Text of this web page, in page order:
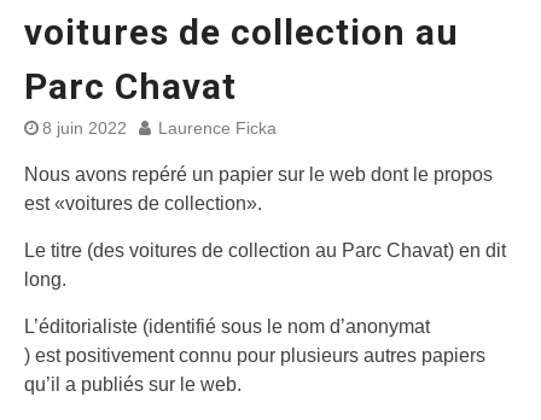
voitures de collection au
Parc Chavat
8 juin 2022 Laurence Ficka
Nous avons repéré un papier sur le web dont le propos
est «voitures de collection».
Le titre (des voitures de collection au Parc Chavat) en dit
long.
L’éditorialiste (identifié sous le nom d’anonymat
) est positivement connu pour plusieurs autres papiers
qu’il a publiés sur le web.